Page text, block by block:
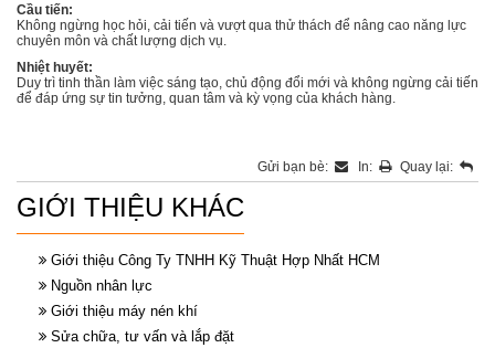
Cầu tiến:
Không ngừng học hỏi, cải tiến và vượt qua thử thách để nâng cao năng lực
chuyên môn và chất lượng dịch vụ.
Nhiệt huyết:
Duy trì tinh thần làm việc sáng tạo, chủ động đổi mới và không ngừng cải tiến
để đáp ứng sự tin tưởng, quan tâm và kỳ vọng của khách hàng.
Gửi bạn bè: In: Quay lại:
GIỚI THIỆU KHÁC
Giới thiệu Công Ty TNHH Kỹ Thuật Hợp Nhất HCM
Nguồn nhân lực
Giới thiệu máy nén khí
Sửa chữa, tư vấn và lắp đặt